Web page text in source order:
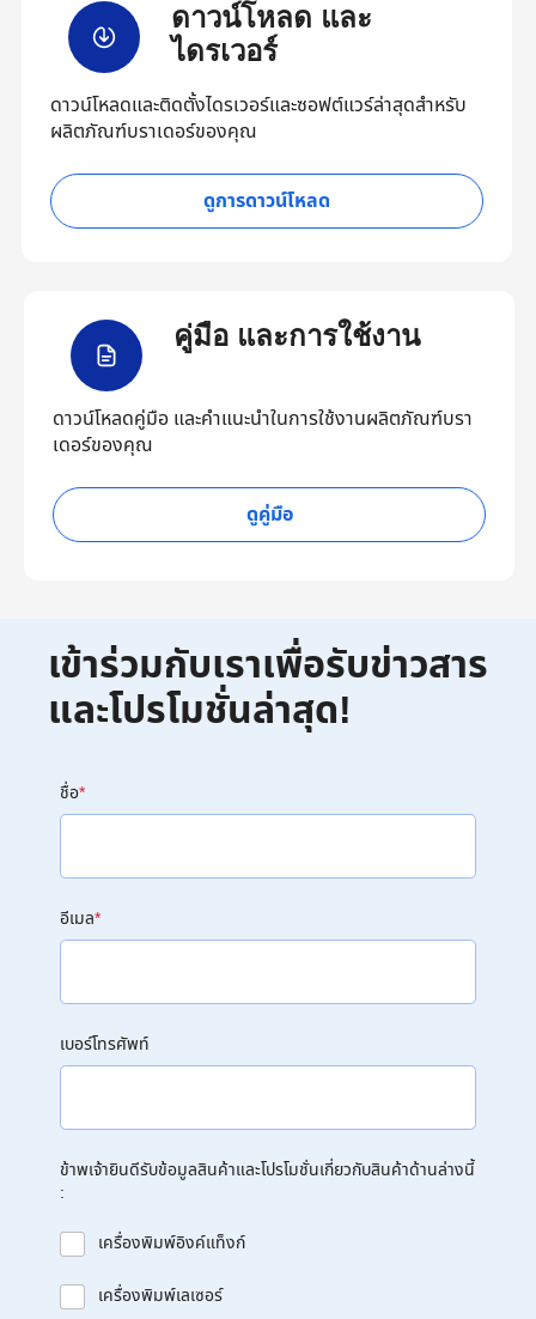
ดาวน์โหลด และ
ไดรเวอร์
ดาวน์โหลดและติดตั้งไดรเวอร์และซอฟต์แวร์ล่าสุดสำหรับ
ผลิตภัณฑ์บราเดอร์ของคุณ
ดูการดาวน์โหลด
คู่มือ และการใช้งาน
ดาวน์โหลดคู่มือ และคำแนะนำในการใช้งานผลิตภัณฑ์บรา
เดอร์ของคุณ
ดูคู่มือ
เข้าร่วมกับเราเพื่อรับข่าวสาร
และโปรโมชั่นล่าสุด!
ชื่อ*
อีเมล*
เบอร์โทรศัพท์
ข้าพเจ้ายินดีรับข้อมูลสินค้าและโปรโมชั่นเกี่ยวกับสินค้าด้านล่างนี้
:
เครื่องพิมพ์อิงค์แท็งก์
เครื่องพิมพ์เลเซอร์